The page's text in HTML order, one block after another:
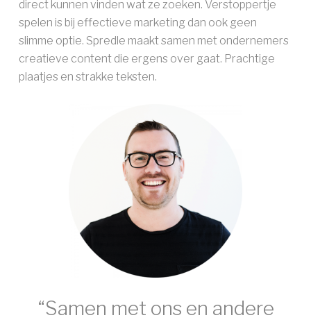
direct kunnen vinden wat ze zoeken. Verstoppertje
spelen is bij effectieve marketing dan ook geen
slimme optie. Spredle maakt samen met ondernemers
creatieve content die ergens over gaat. Prachtige
plaatjes en strakke teksten.
“Samen met ons en andere